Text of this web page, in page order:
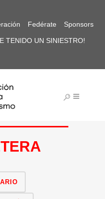
Fedérate Sponsors
TENIDO UN SINIESTRO!